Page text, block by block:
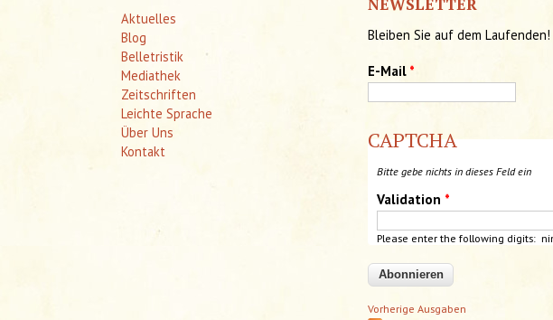
Aktuelles
Blog
Belletristik
Mediathek
Zeitschriften
Leichte Sprache
Über Uns
Kontakt
Bleiben Sie auf dem Laufenden!
E-Mail *
CAPTCHA
Bitte gebe nichts in dieses Feld ein
Validation *
Please enter the following digits:
Vorherige Ausgaben